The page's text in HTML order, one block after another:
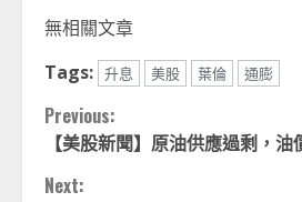
無相關文章
Tags: 升息 美股 葉倫 通膨
Continue
Reading
Previous:
【美股新聞】原油供應過剩，
Next: